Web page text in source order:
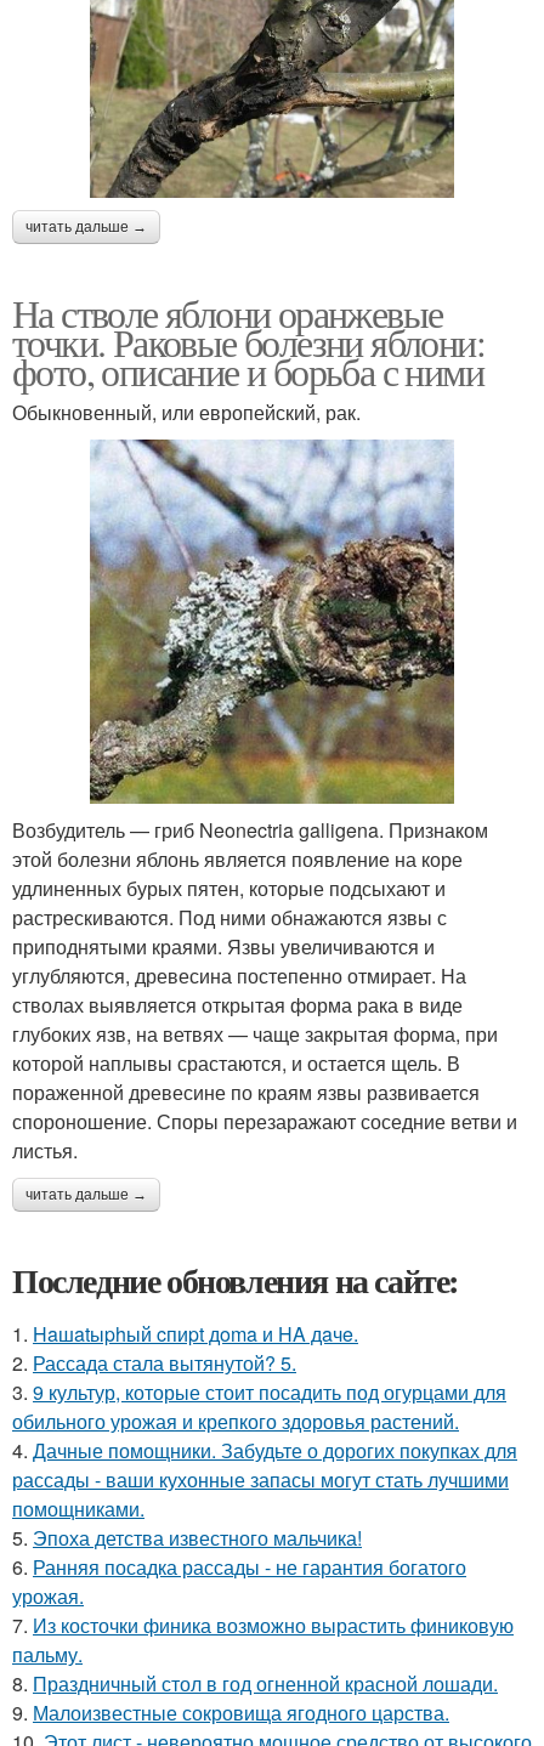
читать дальше →
На стволе яблони оранжевые
точки. Раковые болезни яблони:
фото, описание и борьба с ними
Обыкновенный, или европейский, рак.
Возбудитель — гриб Neonectria galligena. Признаком
этой болезни яблонь является появление на коре
удлиненных бурых пятен, которые подсыхают и
растрескиваются. Под ними обнажаются язвы с
приподнятыми краями. Язвы увеличиваются и
углубляются, древесина постепенно отмирает. На
стволах выявляется открытая форма рака в виде
глубоких язв, на ветвях — чаще закрытая форма, при
которой наплывы срастаются, и остается щель. В
пораженной древесине по краям язвы развивается
спороношение. Споры перезаражают соседние ветви и
листья.
читать дальше →
Последние обновления на сайте:
1. Haшatыphый cпиpt дoma и HA дaчe.
2. Рассада стала вытянутой? 5.
3. 9 культур, которые стоит посадить под огурцами для
обильного урожая и крепкого здоровья растений.
4. Дачные помощники. Забудьте о дорогих покупках для
рассады - ваши кухонные запасы могут стать лучшими
помощниками.
5. Эпоха детства известного мальчика!
6. Ранняя посадка рассады - не гарантия богатого
урожая.
7. Из косточки финика возможно вырастить финиковую
пальму.
8. Праздничный стол в год огненной красной лошади.
9. Малоизвестные сокровища ягодного царства.